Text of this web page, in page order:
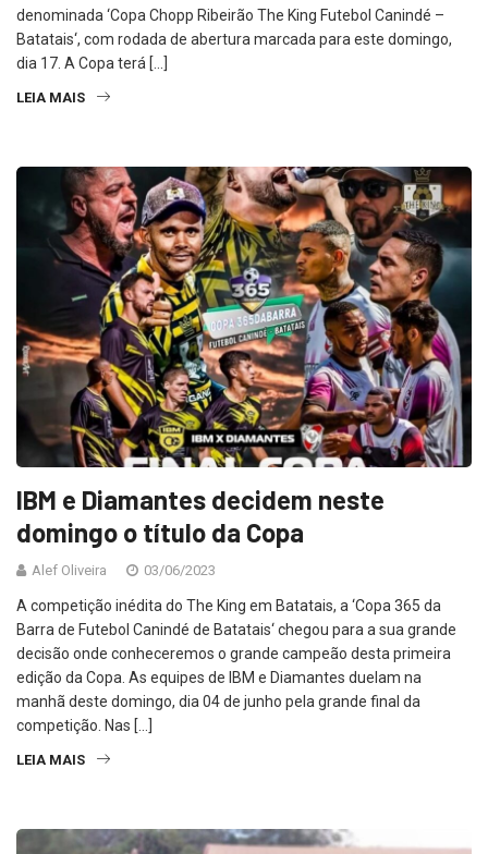
denominada ‘Copa Chopp Ribeirão The King Futebol Canindé –
Batatais‘, com rodada de abertura marcada para este domingo,
dia 17. A Copa terá […]
LEIA MAIS
IBM e Diamantes decidem neste
domingo o título da Copa
Alef Oliveira 03/06/2023
A competição inédita do The King em Batatais, a ‘Copa 365 da
Barra de Futebol Canindé de Batatais‘ chegou para a sua grande
decisão onde conheceremos o grande campeão desta primeira
edição da Copa. As equipes de IBM e Diamantes duelam na
manhã deste domingo, dia 04 de junho pela grande final da
competição. Nas […]
LEIA MAIS